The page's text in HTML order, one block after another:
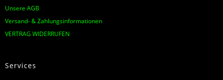
Unsere AGB
Versand- & Zahlungsinformationen
VERTRAG WIDERRUFEN
Services